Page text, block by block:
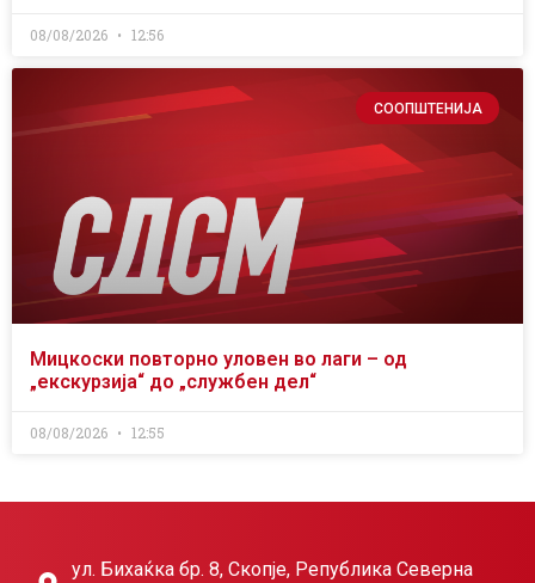
08/08/2026 12:56
СООПШТЕНИЈА
Мицкоски повторно уловен во лаги – од
„екскурзија“ до „службен дел“
08/08/2026 12:55
ул. Бихаќка бр. 8, Скопје, Република Северна